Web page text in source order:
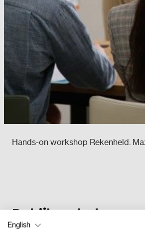
Hands-on workshop Rekenheld.
Bekijk ook deze
English